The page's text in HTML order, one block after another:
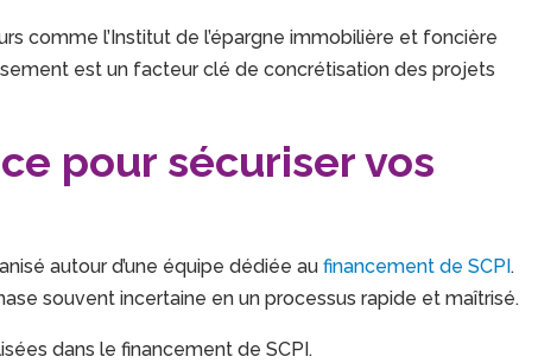
comme l’ Institut de l’épargne immobilière et foncière
est un facteur clé de concrétisation des projets
pour sécuriser vos
autour d’une équipe dédiée au financement de SCPI.
souvent incertaine en un processus rapide et maîtrisé.
dans le financement de SCPI.